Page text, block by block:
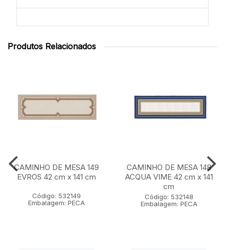
Produtos Relacionados
CAMINHO DE MESA 149
EVROS 42 cm x 141 cm
Código: 532149
Embalagem: PECA
CAMINHO DE MESA 148
ACQUA VIME 42 cm x 141
cm
Código: 532148
Embalagem: PECA